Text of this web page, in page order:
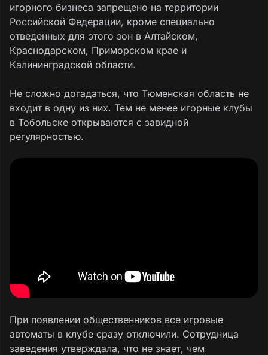
игорного бизнеса запрещено на территории
Российской Федерации, кроме специально
отведенных для этого зон в Алтайском,
Краснодарском, Приморском крае и
Калининградской области.
Не сложно догадаться, что Тюменская область не
входит в одну из них. Тем не менее игорные клубы
в Тобольске открываются с завидной
регулярностью.
При появлении общественников все игровые
автоматы в клубе сразу отключили. Сотрудница
заведения утверждала, что не знает, чем